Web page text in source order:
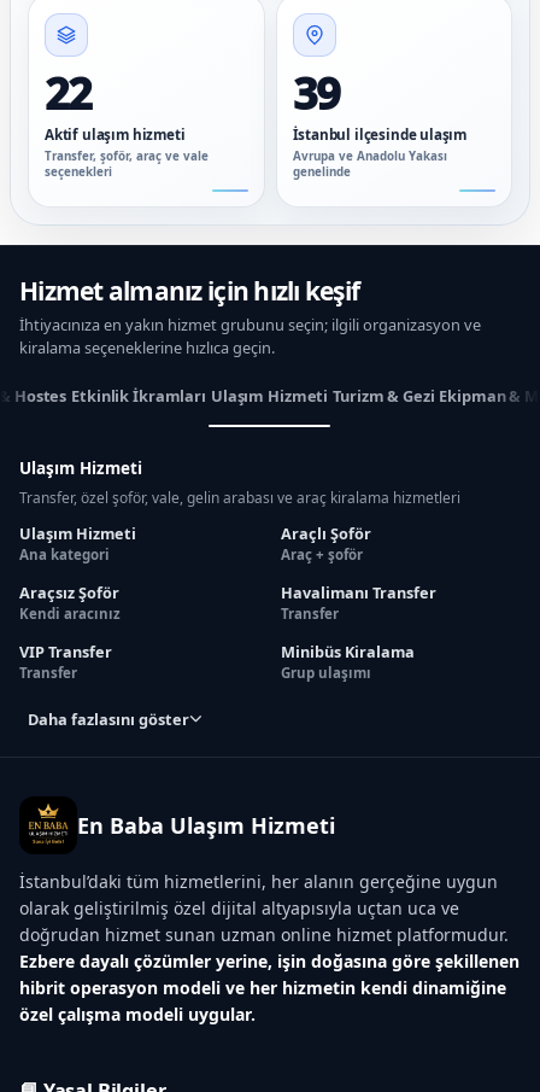
22
Aktif ulaşım hizmeti
Transfer, şoför, araç ve vale
seçenekleri
39
İstanbul ilçesinde ulaşım
Avrupa ve Anadolu Yakası
genelinde
Hizmet almanız için hızlı keşif
İhtiyacınıza en yakın hizmet grubunu seçin; ilgili organizasyon ve
kiralama seçeneklerine hızlıca geçin.
Hostes Etkinlik İkramları Ulaşım Hizmeti Turizm & Gezi Ekipman &
Ulaşım Hizmeti
Transfer, özel şoför, vale, gelin arabası ve araç kiralama hizmetleri
Ulaşım Hizmeti
Ana kategori
Araçlı Şoför
Araç + şoför
Araçsız Şoför
Kendi aracınız
Havalimanı Transfer
Transfer
VIP Transfer
Transfer
Minibüs Kiralama
Grup ulaşımı
Daha fazlasını göster
En Baba Ulaşım Hizmeti
İstanbul’daki tüm hizmetlerini, her alanın gerçeğine uygun
olarak geliştirilmiş özel dijital altyapısıyla uçtan uca ve
doğrudan hizmet sunan uzman online hizmet platformudur.
Ezbere dayalı çözümler yerine, işin doğasına göre şekillenen
hibrit operasyon modeli ve her hizmetin kendi dinamiğine
özel çalışma modeli uygular.